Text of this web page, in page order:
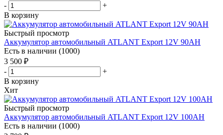
-
+
В корзину
Быстрый просмотр
Аккумулятор автомобильный ATLANT Export 12V 90AH
Есть в наличии (1000)
3 500 ₽
-
+
В корзину
Хит
Быстрый просмотр
Аккумулятор автомобильный ATLANT Export 12V 100AH
Есть в наличии (1000)